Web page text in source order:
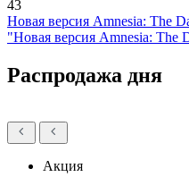
43
Новая версия Amnesia: The
"Новая версия Amnesia: The
Распродажа дня
Акция